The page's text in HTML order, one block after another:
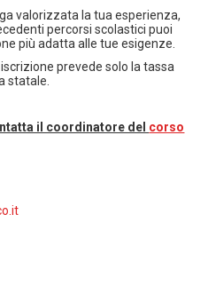
valorizzata la tua esperienza,
percorsi scolastici puoi
più adatta alle tue esigenze.
prevede solo la tassa
statale.
il coordinatore del corso